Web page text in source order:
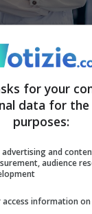
e protesi
inglese), il
di ben
disponibili.
è riservata
for your
data for
purposes:
advertising and
audience
information on